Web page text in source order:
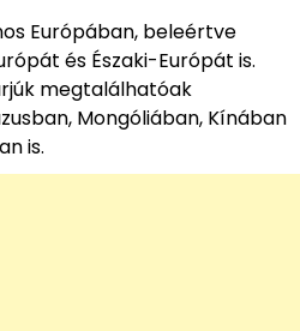
Európában, beleértve
és Északi-Európát is.
megtalálhatóak
Mongóliában, Kínában
is.